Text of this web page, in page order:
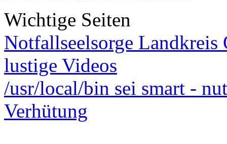
Wichtige Seiten
Notfallseelsorge Landkreis
lustige Videos
/usr/local/bin sei smart -
Verhütung